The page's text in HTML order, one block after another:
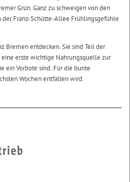
Grün. Ganz zu schweigen von den
der Franz-Schütte-Allee Frühlingsgefühle
Bremen entdecken. Sie sind Teil der
erste wichtige Nahrungsquelle zur
ein Vorbote sind: Für die bunte
Wochen entfalten wird.